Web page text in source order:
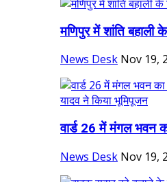
मणिपुर में शांति बहाली
News Desk Nov 19,
वार्ड 26 में मंगल भवन का
News Desk Nov 19,